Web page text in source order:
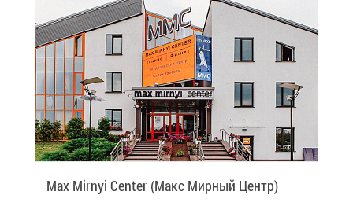
Max Mirnyi Center (Макс Мир­ный Центр)